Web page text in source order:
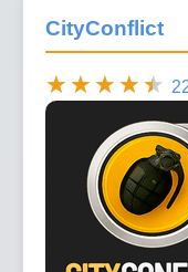
CityConflict